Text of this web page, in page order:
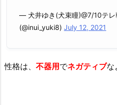
— 犬井ゆき(犬束瞳)@7/10テレ
(@inui_yuki8) July 12, 2021
性格は、 不器用でネガティブな